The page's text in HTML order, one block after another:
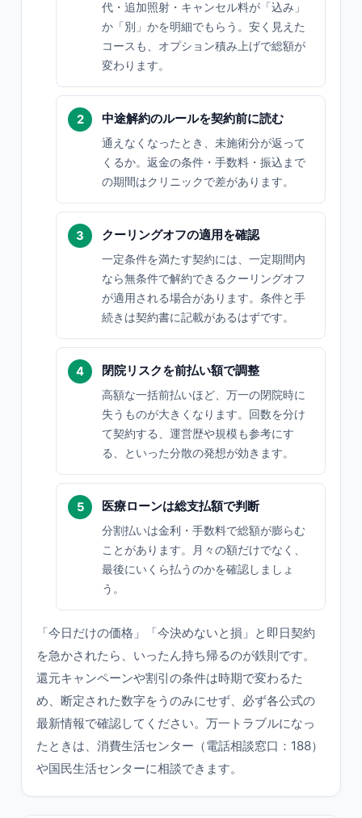
代・追加照射・キャンセル料が「込み」
か「別」かを明細でもらう。安く見えた
コースも、オプション積み上げで総額が
変わります。
中途解約のルールを契約前に読む
通えなくなったとき、未施術分が返って
くるか。返金の条件・手数料・振込まで
の期間はクリニックで差があります。
クーリングオフの適用を確認
一定条件を満たす契約には、一定期間内
なら無条件で解約できるクーリングオフ
が適用される場合があります。条件と手
続きは契約書に記載があるはずです。
閉院リスクを前払い額で調整
高額な一括前払いほど、万一の閉院時に
失うものが大きくなります。回数を分け
て契約する、運営歴や規模も参考にす
る、といった分散の発想が効きます。
医療ローンは総支払額で判断
分割払いは金利・手数料で総額が膨らむ
ことがあります。月々の額だけでなく、
最後にいくら払うのかを確認しましょ
う。
「今日だけの価格」「今決めないと損」と即日契約
を急かされたら、いったん持ち帰るのが鉄則です。
還元キャンペーンや割引の条件は時期で変わるた
め、断定された数字をうのみにせず、必ず各公式の
最新情報で確認してください。万一トラブルになっ
たときは、消費生活センター（電話相談窓口：188）
や国民生活センターに相談できます。